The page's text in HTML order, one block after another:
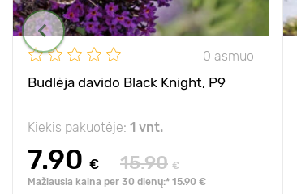
0 asmuo
Budlėja davido Black Knight, P9
Kiekis pakuotėje: 1 vnt.
7.90 € 15.90 €
Mažiausia kaina per 30 dienų:* 15.90 €